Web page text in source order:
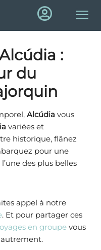
:
du
Alcúdia vous
variées et
historique, flânez
pour une
des plus belles
appel à notre
. Et pour partager ces
en groupe vous